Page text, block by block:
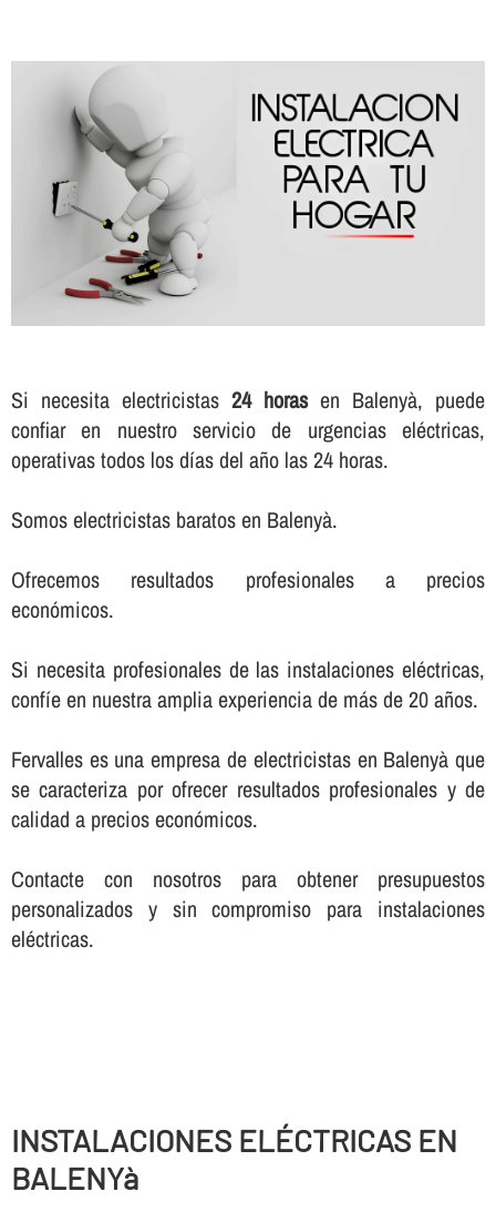
Si necesita electricistas 24 horasen Balenyà, puede
confiar en nuestro servicio de urgencias eléctricas,
operativas todos los dí­as del año las 24 horas.
Somos electricistas baratos en Balenyà.
Ofrecemos resultados profesionales a precios
económicos.
Si necesita profesionales de las instalaciones eléctricas,
confí­e en nuestra amplia experiencia de más de 20 años.
Fervalles es una empresa de electricistas en Balenyà que
se caracteriza por ofrecer resultados profesionales y de
calidad a precios económicos.
Contacte con nosotros para obtener presupuestos
personalizados y sin compromiso para instalaciones
eléctricas.
INSTALACIONES ELÉCTRICAS EN
BALENYà